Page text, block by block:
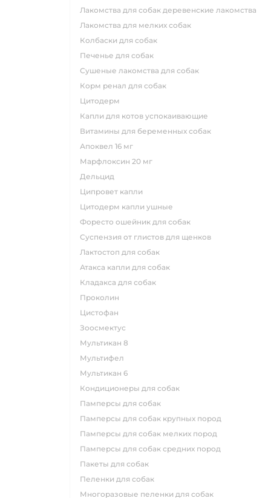
лакомства для собак деревенские лакомства
лакомства для мелких собак
колбаски для собак
печенье для собак
сушеные лакомства для собак
корм ренал для собак
цитодерм
капли для котов успокаивающие
витамины для беременных собак
апоквел 16 мг
марфлоксин 20 мг
дельцид
ципровет капли
цитодерм капли ушные
форесто ошейник для собак
суспензия от глистов для щенков
лактостоп для собак
атакса капли для собак
кладакса для собак
проколин
цистофан
зоосмектус
мультикан 8
мультифел
мультикан 6
кондиционеры для собак
памперсы для собак
памперсы для собак крупных пород
памперсы для собак мелких пород
памперсы для собак средних пород
пакеты для собак
пеленки для собак
многоразовые пеленки для собак